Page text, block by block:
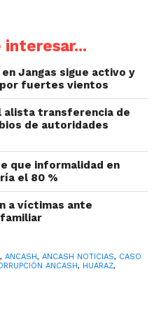
Jangas sigue activo y
por fuertes vientos
alista transferencia de
de autoridades
que informalidad en
el 80 %
a víctimas ante
, ANCASH, ANCASH NOTICIAS, CASO
ANCASH, HUARAZ,